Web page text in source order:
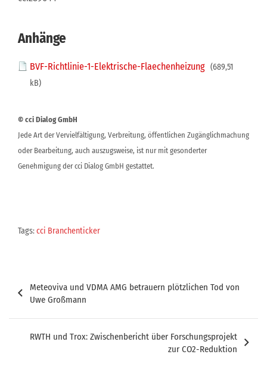
Anhänge
BVF-Richtlinie-1-Elektrische-Flaechenheizung (689,51
kB)
© cci Dialog GmbH
Jede Art der Vervielfältigung, Verbreitung, öffentlichen Zugänglichmachung
oder Bearbeitung, auch auszugsweise, ist nur mit gesonderter
Genehmigung der cci Dialog GmbH gestattet.
Tags:cci Branchenticker
Beitragsnavigation
Meteoviva und VDMA AMG betrauern plötzlichen Tod von
Uwe Großmann
RWTH und Trox: Zwischenbericht über Forschungsprojekt
zur CO2-Reduktion